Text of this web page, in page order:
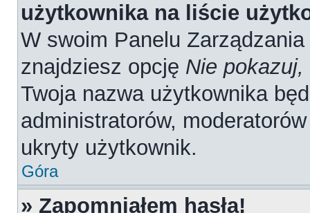
użytkownika na liście
W swoim Panelu
znajdziesz opcję Nie
Twoja nazwa użytkownika
administratorów,
ukryty użytkownik.
Góra
» Zapomniałem hasła!